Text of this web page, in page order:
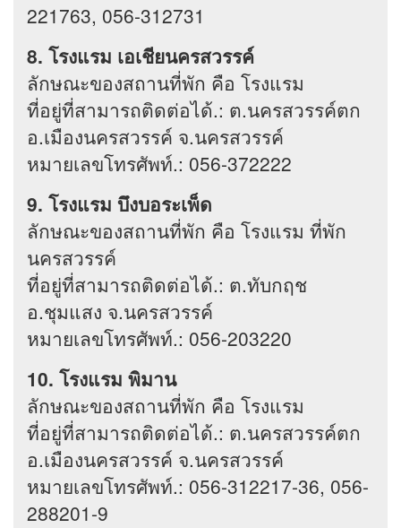
221763, 056-312731
8. โรงแรม เอเชียนครสวรรค์
ลักษณะของสถานที่พัก คือ โรงแรม
ที่อยู่ที่สามารถติดต่อได้.: ต.นครสวรรค์ตก
อ.เมืองนครสวรรค์ จ.นครสวรรค์
หมายเลขโทรศัพท์.: 056-372222
9. โรงแรม บึงบอระเพ็ด
ลักษณะของสถานที่พัก คือ โรงแรม ที่พัก
นครสวรรค์
ที่อยู่ที่สามารถติดต่อได้.: ต.ทับกฤช
อ.ชุมแสง จ.นครสวรรค์
หมายเลขโทรศัพท์.: 056-203220
10. โรงแรม พิมาน
ลักษณะของสถานที่พัก คือ โรงแรม
ที่อยู่ที่สามารถติดต่อได้.: ต.นครสวรรค์ตก
อ.เมืองนครสวรรค์ จ.นครสวรรค์
หมายเลขโทรศัพท์.: 056-312217-36, 056-
288201-9